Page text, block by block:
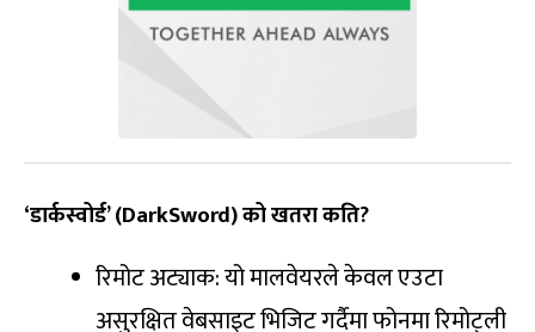
‘डार्कस्वोर्ड’ (DarkSword) को खतरा कति?
रिमोट अट्याक: यो मालवेयरले केवल एउटा
असुरक्षित वेबसाइट भिजिट गर्दैमा फोनमा रिमोट्ली